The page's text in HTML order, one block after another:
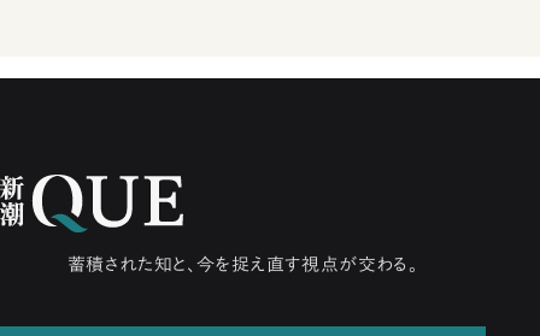
蓄積された知と、今を捉え直す視点が交わる。